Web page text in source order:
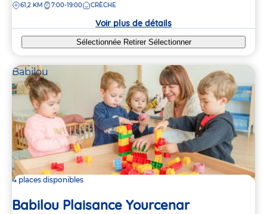
la
DISTANCE
61,2 KM 7:00-19:00 CRÈCHE
Voir plus de détails
Sélectionnée Retirer Sélectionner
Babilou
4 places disponibles
Babilou Plaisance Yourcenar